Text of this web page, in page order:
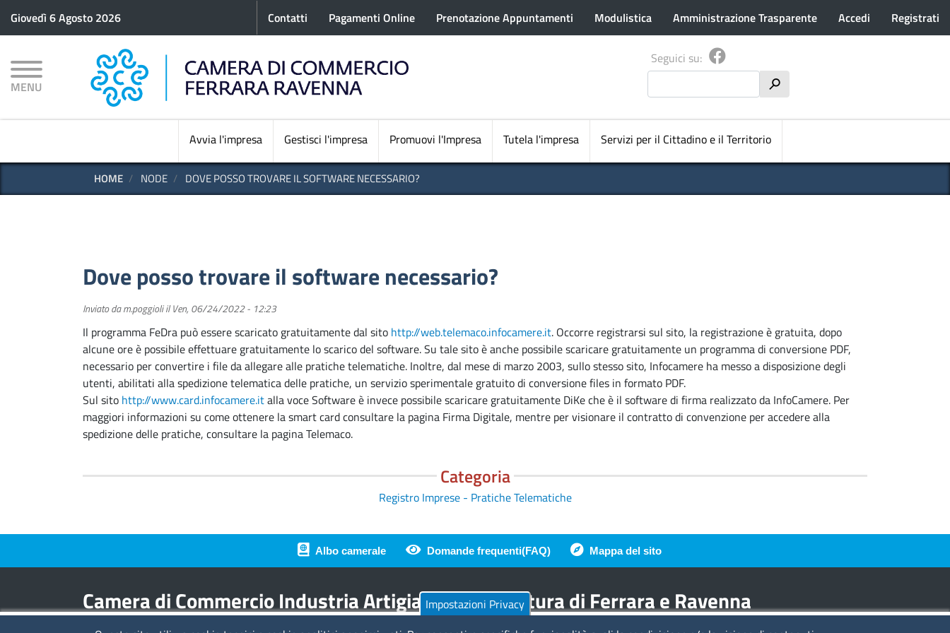
Salta
al
Giovedì 6 Agosto 2026 Menu profilo utente
Contatti Pagamenti Online Prenotazione Appuntamenti Modulistica Amministrazione Trasparente Accedi Registrati
MENU
Seguici su:
h
Navigazione principale
Avvia l'impresa Gestisci l'impresa Promuovi l'Impresa Tutela l'impresa Servizi per il Cittadino e il Territorio
HOME NODE DOVE POSSO TROVARE IL SOFTWARE NECESSARIO?
Dove posso trovare il software necessario?
Inviato dam.poggioliilVen, 06/24/2022 - 12:23
Il programma FeDra può essere scaricato gratuitamente dal sito http://web.telemaco.infocamere.it. Occorre registrarsi sul sito, la registrazione è gratuita, dopo
alcune ore è possibile effettuare gratuitamente lo scarico del software. Su tale sito è anche possibile scaricare gratuitamente un programma di conversione PDF,
necessario per convertire i file da allegare alle pratiche telematiche. Inoltre, dal mese di marzo 2003, sullo stesso sito, Infocamere ha messo a disposizione degli
utenti, abilitati alla spedizione telematica delle pratiche, un servizio sperimentale gratuito di conversione files in formato PDF.
Sul sito http://www.card.infocamere.italla voce Software è invece possibile scaricare gratuitamente DiKe che è il software di firma realizzato da InfoCamere. Per
maggiori informazioni su come ottenere la smart card consultare la pagina Firma Digitale, mentre per visionare il contratto di convenzione per accedere alla
spedizione delle pratiche, consultare la pagina Telemaco.
Categoria
Registro Imprese - Pratiche Telematiche
Piè di pagina
Albo camerale Domande frequenti(FAQ) Mappa del sito
Camera di Commercio Industria Artigianato Agricoltura di Ferrara e Ravenna
Impostazioni Privacy